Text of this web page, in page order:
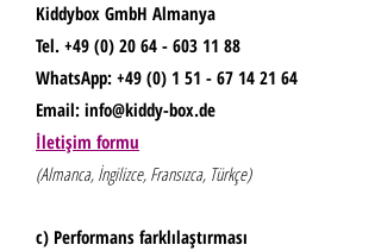
Kiddybox GmbH Almanya
Tel. +49 (0) 20 64 - 603 11 88
WhatsApp: +49 (0) 1 51 - 67 14 21 64
Email: info@kiddy-box.de
İletişim formu
(Almanca, İngilizce, Fransızca, Türkçe)
c) Performans farklılaştırması